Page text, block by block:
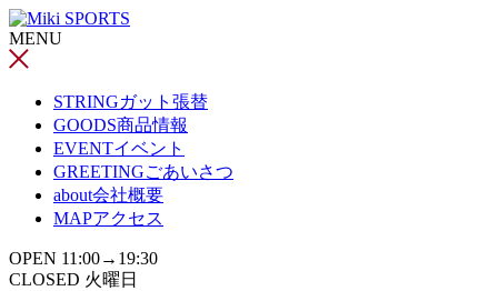
コ
ン
テ
MENU
STRINGガット張替
GOODS商品情報
EVENTイベント
GREETINGごあいさつ
about会社概要
MAPアクセス
OPEN 11:00→19:30
CLOSED 火曜日